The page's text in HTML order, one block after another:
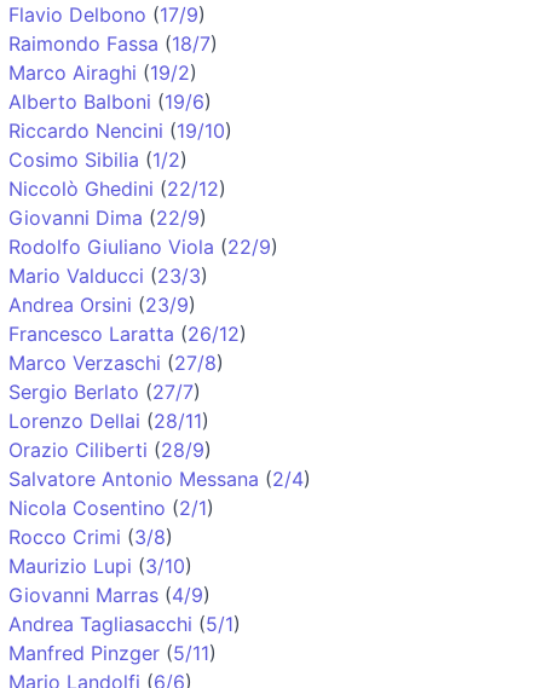
Flavio Delbono (17/9)
Raimondo Fassa (18/7)
Marco Airaghi (19/2)
Alberto Balboni (19/6)
Riccardo Nencini (19/10)
Cosimo Sibilia (1/2)
Niccolò Ghedini (22/12)
Giovanni Dima (22/9)
Rodolfo Giuliano Viola (22/9)
Mario Valducci (23/3)
Andrea Orsini (23/9)
Francesco Laratta (26/12)
Marco Verzaschi (27/8)
Sergio Berlato (27/7)
Lorenzo Dellai (28/11)
Orazio Ciliberti (28/9)
Salvatore Antonio Messana (2/4)
Nicola Cosentino (2/1)
Rocco Crimi (3/8)
Maurizio Lupi (3/10)
Giovanni Marras (4/9)
Andrea Tagliasacchi (5/1)
Manfred Pinzger (5/11)
Mario Landolfi (6/6)